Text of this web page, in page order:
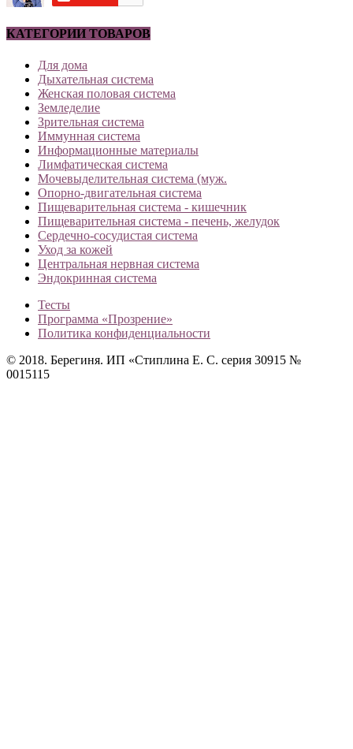
КАТЕГОРИИ ТОВАРОВ
Для дома
Дыхательная система
Женская половая система
Земледелие
Зрительная система
Иммунная система
Информационные материалы
Лимфатическая система
Мочевыделительная система (муж.
Опорно-двигательная система
Пищеварительная система - кишечник
Пищеварительная система - печень, желудок
Сердечно-сосудистая система
Уход за кожей
Центральная нервная система
Эндокринная система
Тесты
Программа «Прозрение»
Политика конфиденциальности
© 2018. Берегиня. ИП «Стиплина Е. С. серия 30915 №
0015115